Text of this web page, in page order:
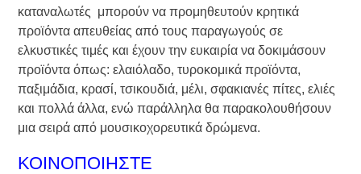
καταναλωτές μπορούν να προμηθευτούν κρητικά
προϊόντα απευθείας από τους παραγωγούς σε
ελκυστικές τιμές και έχουν την ευκαιρία να δοκιμάσουν
προϊόντα όπως: ελαιόλαδο, τυροκομικά προϊόντα,
παξιμάδια, κρασί, τσικουδιά, μέλι, σφακιανές πίτες, ελιές
και πολλά άλλα, ενώ παράλληλα θα παρακολουθήσουν
μια σειρά από μουσικοχορευτικά δρώμενα.
ΚΟΙΝΟΠΟΙΗΣΤΕ